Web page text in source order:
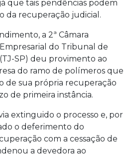
que tais pendências podem
da recuperação judicial.
a 2ª Câmara
do Tribunal de
SP) deu provimento ao
do ramo de polímeros que
de sua própria recuperação
de primeira instância.
extinguido o processo e, por
o deferimento do
com a cessação de
a devedora ao